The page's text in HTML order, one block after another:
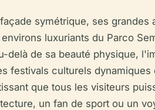
symétrique, ses
luxuriants du Parco
de sa beauté physique,
festivals culturels
que tous les visiteurs
un fan de sport ou un